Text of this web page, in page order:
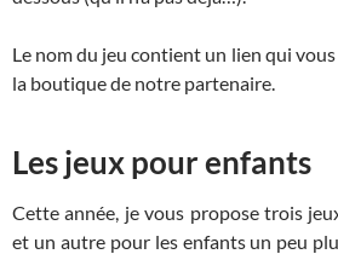
Le nom du jeu contient un lien qui
la boutique de notre partenaire.
Les jeux pour enfants
Cette année, je vous propose trois
et un autre pour les enfants un peu